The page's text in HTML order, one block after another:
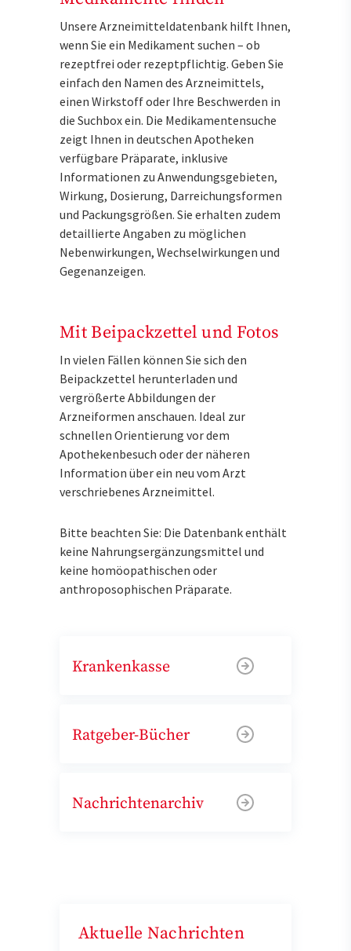
Unsere Arzneimitteldatenbank hilft Ihnen,
wenn Sie ein Medikament suchen – ob
rezeptfrei oder rezeptpflichtig. Geben Sie
einfach den Namen des Arzneimittels,
einen Wirkstoff oder Ihre Beschwerden in
die Suchbox ein. Die Medikamentensuche
zeigt Ihnen in deutschen Apotheken
verfügbare Präparate, inklusive
Informationen zu Anwendungsgebieten,
Wirkung, Dosierung, Darreichungsformen
und Packungsgrößen. Sie erhalten zudem
detaillierte Angaben zu möglichen
Nebenwirkungen, Wechselwirkungen und
Gegenanzeigen.
Mit Beipackzettel und Fotos
In vielen Fällen können Sie sich den
Beipackzettel herunterladen und
vergrößerte Abbildungen der
Arzneiformen anschauen. Ideal zur
schnellen Orientierung vor dem
Apothekenbesuch oder der näheren
Information über ein neu vom Arzt
verschriebenes Arzneimittel.
Bitte beachten Sie: Die Datenbank enthält
keine Nahrungsergänzungsmittel und
keine homöopathischen oder
anthroposophischen Präparate.
Krankenkasse
Ratgeber-Bücher
Nachrichtenarchiv
Aktuelle Nachrichten